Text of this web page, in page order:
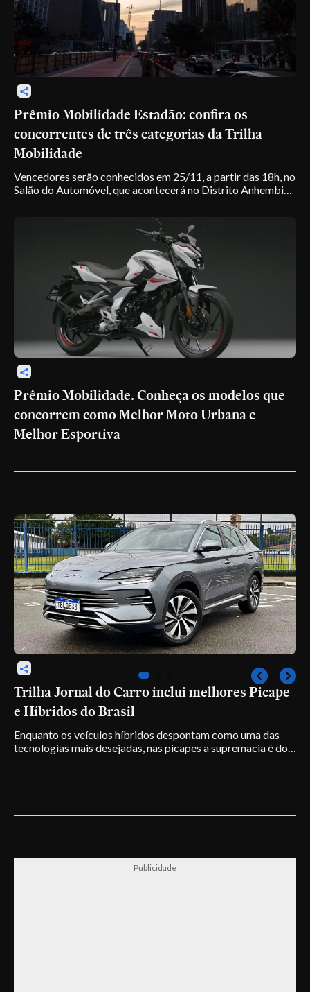
Prêmio Mobilidade Estadão: confira os
concorrentes de três categorias da Trilha
Mobilidade
Vencedores serão conhecidos em 25/11, a partir das 18h, no
Salão do Automóvel, que acontecerá no Distrito Anhembi
Prêmio Mobilidade. Conheça os modelos que
concorrem como Melhor Moto Urbana e
Melhor Esportiva
Trilha Jornal do Carro inclui melhores Picape
e Híbridos do Brasil
Enquanto os veículos híbridos despontam como uma das
tecnologias mais desejadas, nas picapes a supremacia é dos
Publicidade